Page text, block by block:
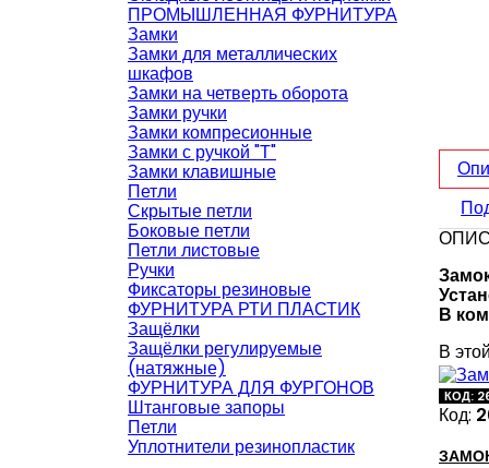
ПРОМЫШЛЕННАЯ ФУРНИТУРА
Замки
Замки для металлических
шкафов
Замки на четверть оборота
Замки ручки
Замки компресионные
Замки с ручкой "Т"
Замки клавишные
Петли
Скрытые петли
Боковые петли
Петли листовые
Ручки
Фиксаторы резиновые
ФУРНИТУРА РТИ ПЛАСТИК
Защёлки
Защёлки регулируемые
(натяжные)
ФУРНИТУРА ДЛЯ ФУРГОНОВ
Штанговые запоры
Петли
Уплотнители резинопластик
В
В
КОД:
Код: